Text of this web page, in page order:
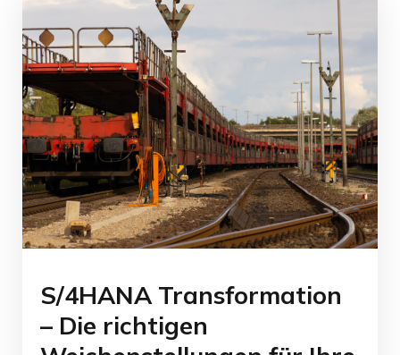
S/4HANA Transformation
– Die richtigen